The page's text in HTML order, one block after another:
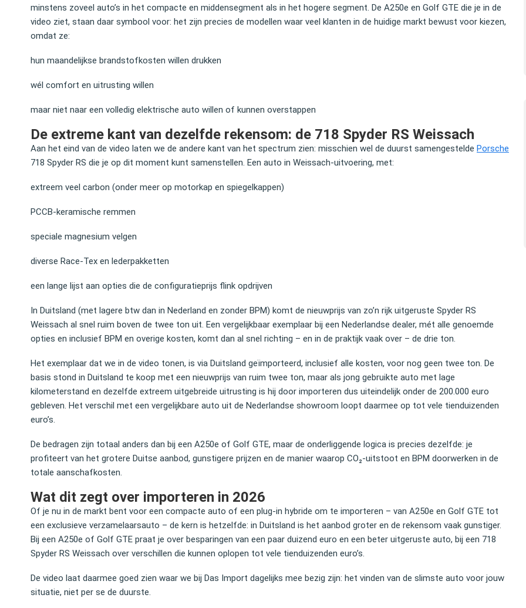
minstens zoveel auto’s in het compacte en middensegment als in het hogere segment. De A250e en Golf GTE die je in de
video ziet, staan daar symbool voor: het zijn precies de modellen waar veel klanten in de huidige markt bewust voor kiezen,
omdat ze:
hun maandelijkse brandstofkosten willen drukken
wél comfort en uitrusting willen
maar niet naar een volledig elektrische auto willen of kunnen overstappen
De extreme kant van dezelfde rekensom: de 718 Spyder RS Weissach
Aan het eind van de video laten we de andere kant van het spectrum zien: misschien wel de duurst samengestelde Porsche
718 Spyder RS die je op dit moment kunt samenstellen. Een auto in Weissach‑uitvoering, met:
extreem veel carbon (onder meer op motorkap en spiegelkappen)
PCCB‑keramische remmen
speciale magnesium velgen
diverse Race‑Tex en lederpakketten
een lange lijst aan opties die de configuratieprijs flink opdrijven
In Duitsland (met lagere btw dan in Nederland en zonder BPM) komt de nieuwprijs van zo’n rijk uitgeruste Spyder RS
Weissach al snel ruim boven de twee ton uit. Een vergelijkbaar exemplaar bij een Nederlandse dealer, mét alle genoemde
opties en inclusief BPM en overige kosten, komt dan al snel richting – en in de praktijk vaak over – de drie ton.
Het exemplaar dat we in de video tonen, is via Duitsland geïmporteerd, inclusief alle kosten, voor nog geen twee ton. De
basis stond in Duitsland te koop met een nieuwprijs van ruim twee ton, maar als jong gebruikte auto met lage
kilometerstand en dezelfde extreem uitgebreide uitrusting is hij door importeren dus uiteindelijk onder de 200.000 euro
gebleven. Het verschil met een vergelijkbare auto uit de Nederlandse showroom loopt daarmee op tot vele tienduizenden
euro’s.
De bedragen zijn totaal anders dan bij een A250e of Golf GTE, maar de onderliggende logica is precies dezelfde: je
profiteert van het grotere Duitse aanbod, gunstigere prijzen en de manier waarop CO₂‑uitstoot en BPM doorwerken in de
totale aanschafkosten.
Wat dit zegt over importeren in 2026
Of je nu in de markt bent voor een compacte auto of een plug‑in hybride om te importeren – van A250e en Golf GTE tot
een exclusieve verzamelaarsauto – de kern is hetzelfde: in Duitsland is het aanbod groter en de rekensom vaak gunstiger.
Bij een A250e of Golf GTE praat je over besparingen van een paar duizend euro en een beter uitgeruste auto, bij een 718
Spyder RS Weissach over verschillen die kunnen oplopen tot vele tienduizenden euro’s.
De video laat daarmee goed zien waar we bij Das Import dagelijks mee bezig zijn: het vinden van de slimste auto voor jouw
situatie, niet per se de duurste.